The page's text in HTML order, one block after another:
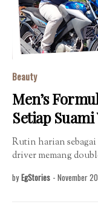
Beauty
Men’s
Setiap
Rutin harian sebagai
driver memang
by EgStories - November